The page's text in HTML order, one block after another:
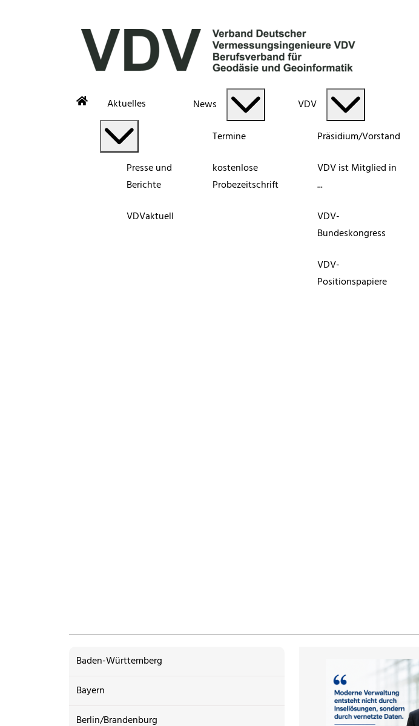
Aktuelles
Presse und
Berichte
VDVaktuell
News
Termine
kostenlose
Probezeitschrift
VDV
Präsidium/Vorstand
VDV ist Mitglied in
...
VDV-
Bundeskongress
VDV-
Positionspapiere
Baden-Württemberg
Bayern
Berlin/Brandenburg